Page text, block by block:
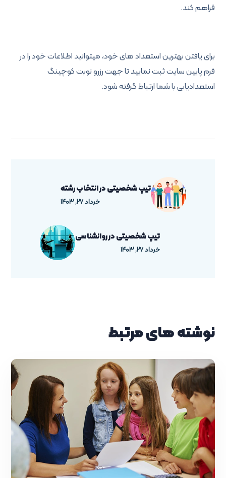
فراهم کند.
برای یافتن بهترین استعداد های خود، میتوانید اطلاعات خود را در
فرم پایین سایت ثبت نمایید تا جهت رزرو نوبت کوچینگ
استعدادیابی با شما ارتباط گرفته شود.
تیپ شخصیتی در انتخاب رشته
خرداد ۲۷, ۱۴۰۳
تیپ شخصیتی در روانشناسی
خرداد ۲۷, ۱۴۰۳
نوشته های مرتبط